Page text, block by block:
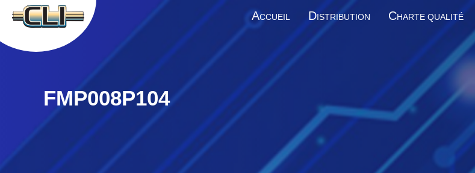
ACCUEIL DISTRIBUTION CHARTE QUALITÉ
FMP008P104